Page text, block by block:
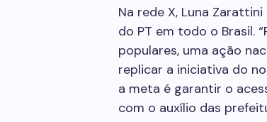
Na rede X, Luna
do PT em todo o Brasil.
populares, uma ação
replicar a iniciativa do
a meta é garantir o
com o auxílio das